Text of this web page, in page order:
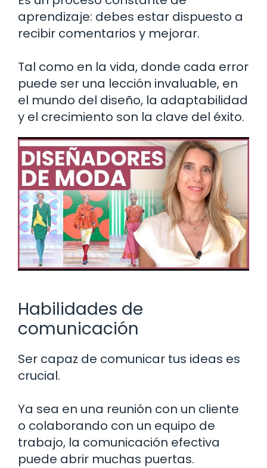
aprendizaje: debes estar dispuesto a
recibir comentarios y mejorar.
Tal como en la vida, donde cada error
puede ser una lección invaluable, en
el mundo del diseño, la adaptabilidad
y el crecimiento son la clave del éxito.
Habilidades de
comunicación
Ser capaz de comunicar tus ideas es
crucial.
Ya sea en una reunión con un cliente
o colaborando con un equipo de
trabajo, la comunicación efectiva
puede abrir muchas puertas.